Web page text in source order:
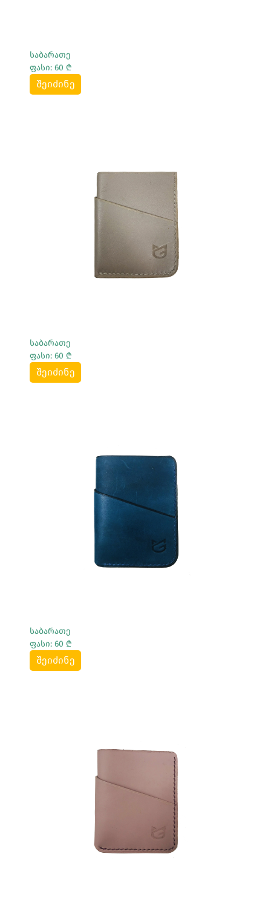
საბარათე
ფასი: 60 ₾
შეიძინე
Სრულად Ნახვა
საბარათე
ფასი: 60 ₾
შეიძინე
Სრულად Ნახვა
საბარათე
ფასი: 60 ₾
შეიძინე
Სრულად Ნახვა